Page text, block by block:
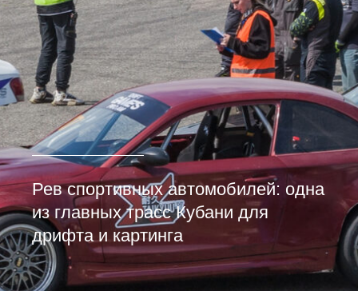
Рев спортивных автомобилей: одна
из главных трасс Кубани для
дрифта и картинга